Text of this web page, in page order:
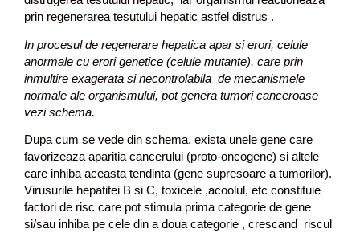
prin regenerarea tesutului hepatic astfel distrus .
In procesul de regenerare hepatica apar si erori, celule
anormale cu erori genetice (celule mutante), care prin
inmultire exagerata si necontrolabila de mecanismele
normale ale organismului, pot genera tumori canceroase –
vezi schema.
Dupa cum se vede din schema, exista unele gene care
favorizeaza aparitia cancerului (proto-oncogene) si altele
care inhiba aceasta tendinta (gene supresoare a tumorilor).
Virusurile hepatitei B si C, toxicele ,acoolul, etc constituie
factori de risc care pot stimula prima categorie de gene
si/sau inhiba pe cele din a doua categorie , crescand riscul